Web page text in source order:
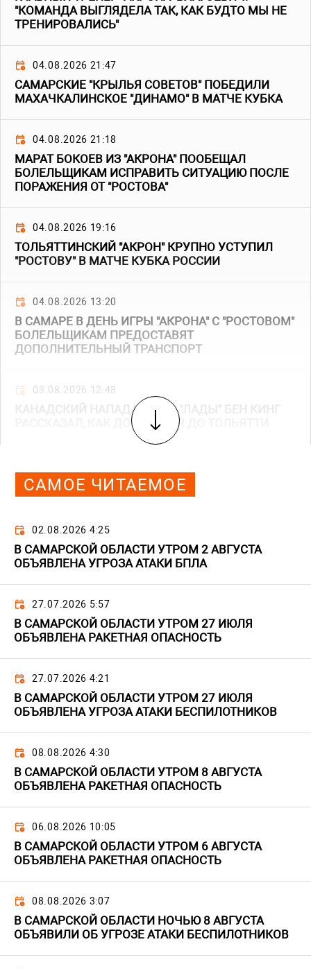
"КОМАНДА ВЫГЛЯДЕЛА ТАК, КАК БУДТО МЫ НЕ
ТРЕНИРОВАЛИСЬ"
04.08.2026 21:47
САМАРСКИЕ "КРЫЛЬЯ СОВЕТОВ" ПОБЕДИЛИ
МАХАЧКАЛИНСКОЕ "ДИНАМО" В МАТЧЕ КУБКА
04.08.2026 21:18
МАРАТ БОКОЕВ ИЗ "АКРОНА" ПООБЕЩАЛ
БОЛЕЛЬЩИКАМ ИСПРАВИТЬ СИТУАЦИЮ ПОСЛЕ
ПОРАЖЕНИЯ ОТ "РОСТОВА"
04.08.2026 19:16
ТОЛЬЯТТИНСКИЙ "АКРОН" КРУПНО УСТУПИЛ
"РОСТОВУ" В МАТЧЕ КУБКА РОССИИ
04.08.2026 13:20
В САМАРЕ В ДЕНЬ ИГРЫ "АКРОНА" С "РОСТОВОМ"
БОЛЕЛЬЩИКАМ ПРЕДОСТАВЯТ
ДОПОЛНИТЕЛЬНЫЙ ТРАНСПОРТ
03.08.2026 12:48
КАНАДСКИЙ НАПАДАЮЩИЙ "ЛАДЫ" БЕН КИНГ
РАССКАЗАЛ, КАК ДОБИРАЛСЯ ДО ТОЛЬЯТТИ
САМОЕ ЧИТАЕМОЕ
02.08.2026 4:25
В САМАРСКОЙ ОБЛАСТИ УТРОМ 2 АВГУСТА
ОБЪЯВЛЕНА УГРОЗА АТАКИ БПЛА
27.07.2026 5:57
В САМАРСКОЙ ОБЛАСТИ УТРОМ 27 ИЮЛЯ
ОБЪЯВЛЕНА РАКЕТНАЯ ОПАСНОСТЬ
27.07.2026 4:21
В САМАРСКОЙ ОБЛАСТИ УТРОМ 27 ИЮЛЯ
ОБЪЯВЛЕНА УГРОЗА АТАКИ БЕСПИЛОТНИКОВ
08.08.2026 4:30
В САМАРСКОЙ ОБЛАСТИ УТРОМ 8 АВГУСТА
ОБЪЯВЛЕНА РАКЕТНАЯ ОПАСНОСТЬ
06.08.2026 10:05
В САМАРСКОЙ ОБЛАСТИ УТРОМ 6 АВГУСТА
ОБЪЯВЛЕНА РАКЕТНАЯ ОПАСНОСТЬ
08.08.2026 3:07
В САМАРСКОЙ ОБЛАСТИ НОЧЬЮ 8 АВГУСТА
ОБЪЯВИЛИ ОБ УГРОЗЕ АТАКИ БЕСПИЛОТНИКОВ